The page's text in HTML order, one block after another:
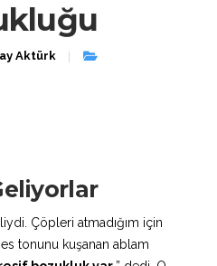
Aktürk
Duygudurum Bozukluğu için
Çöpleri atmadığım için
tonunu kuşanan ablam